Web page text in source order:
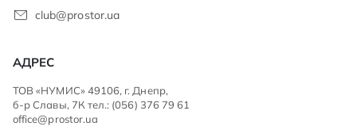
club@prostor.ua
АДРЕС
ТОВ «НУМИС» 49106, г. Днепр,
б-р Славы, 7К тел.: (056) 376 79 61
office@prostor.ua